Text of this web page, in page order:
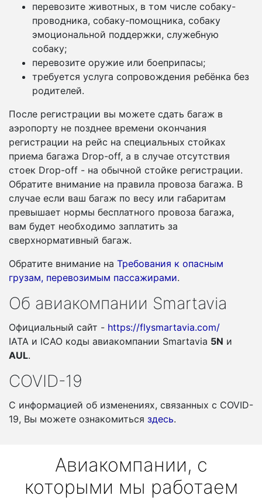
перевозите животных, в том числе собаку-
проводника, собаку-помощника, собаку
эмоциональной поддержки, служебную
собаку;
перевозите оружие или боеприпасы;
требуется услуга сопровождения ребёнка без
родителей.
После регистрации вы можете сдать багаж в
аэропорту не позднее времени окончания
регистрации на рейс на специальных стойках
приема багажа Drop-off, а в случае отсутствия
стоек Drop-off - на обычной стойке регистрации.
Обратите внимание на правила провоза багажа. В
случае если ваш багаж по весу или габаритам
превышает нормы бесплатного провоза багажа,
вам будет необходимо заплатить за
сверхнормативный багаж.
Обратите внимание на Требования к опасным
грузам, перевозимым пассажирами.
Об авиакомпании Smartavia
Официальный сайт - https://flysmartavia.com/
IATA и ICAO коды авиакомпании Smartavia 5N и
AUL.
COVID-19
С информацией об изменениях, связанных c COVID-
19, Вы можете ознакомиться здесь.
Авиакомпании, с
которыми мы работаем